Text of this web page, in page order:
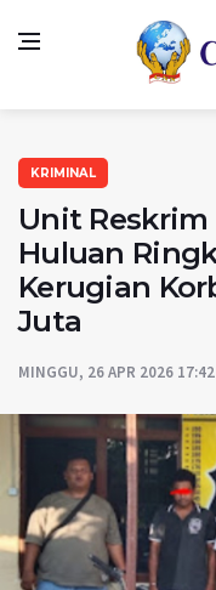
KRIMINAL
Unit
Huluan
Kerugian
Juta
MINGGU, 26 APR 2026